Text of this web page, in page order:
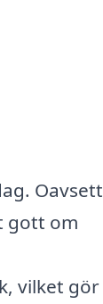
Oavsett
gott om
vilket gör